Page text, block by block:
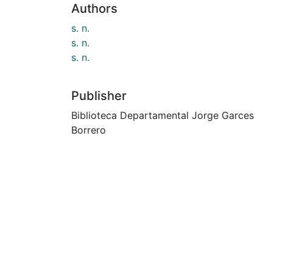
Authors
s. n.
s. n.
s. n.
Publisher
Biblioteca Departamental Jorge Garces
Borrero